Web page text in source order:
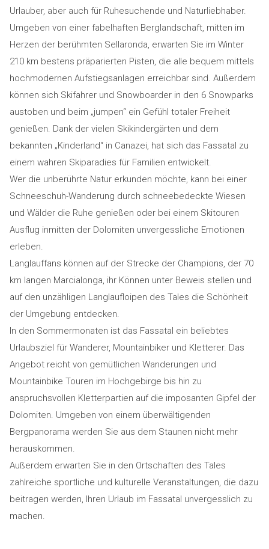
Urlauber, aber auch für Ruhesuchende und Naturliebhaber.
Umgeben von einer fabelhaften Berglandschaft, mitten im
Herzen der berühmten Sellaronda, erwarten Sie im Winter
210 km bestens präparierten Pisten, die alle bequem mittels
hochmodernen Aufstiegsanlagen erreichbar sind. Außerdem
können sich Skifahrer und Snowboarder in den 6 Snowparks
austoben und beim „jumpen“ ein Gefühl totaler Freiheit
genießen. Dank der vielen Skikindergärten und dem
bekannten „Kinderland“ in Canazei, hat sich das Fassatal zu
einem wahren Skiparadies für Familien entwickelt.
Wer die unberührte Natur erkunden möchte, kann bei einer
Schneeschuh-Wanderung durch schneebedeckte Wiesen
und Wälder die Ruhe genießen oder bei einem Skitouren
Ausflug inmitten der Dolomiten unvergessliche Emotionen
erleben.
Langlauffans können auf der Strecke der Champions, der 70
km langen Marcialonga, ihr Können unter Beweis stellen und
auf den unzähligen Langlaufloipen des Tales die Schönheit
der Umgebung entdecken.
In den Sommermonaten ist das Fassatal ein beliebtes
Urlaubsziel für Wanderer, Mountainbiker und Kletterer. Das
Angebot reicht von gemütlichen Wanderungen und
Mountainbike Touren im Hochgebirge bis hin zu
anspruchsvollen Kletterpartien auf die imposanten Gipfel der
Dolomiten. Umgeben von einem überwältigenden
Bergpanorama werden Sie aus dem Staunen nicht mehr
herauskommen.
Außerdem erwarten Sie in den Ortschaften des Tales
zahlreiche sportliche und kulturelle Veranstaltungen, die dazu
beitragen werden, Ihren Urlaub im Fassatal unvergesslich zu
machen.